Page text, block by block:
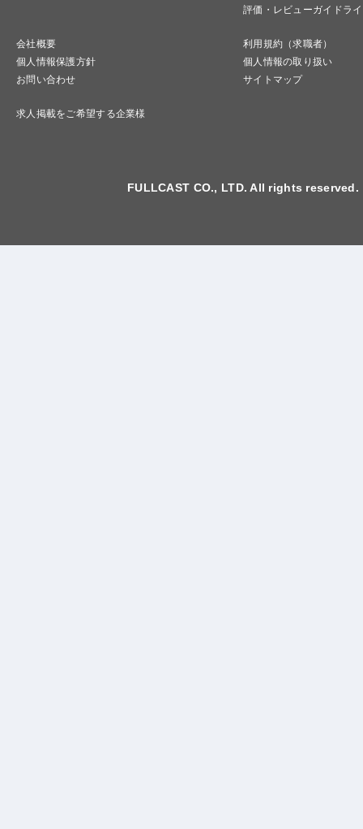
評価・レビューガイドラ
会社概要
利用規約（求職者）
個人情報保護方針
個人情報の取り扱い
お問い合わせ
サイトマップ
求人掲載をご希望する企業様
FULLCAST CO., LTD. All rights reserved.